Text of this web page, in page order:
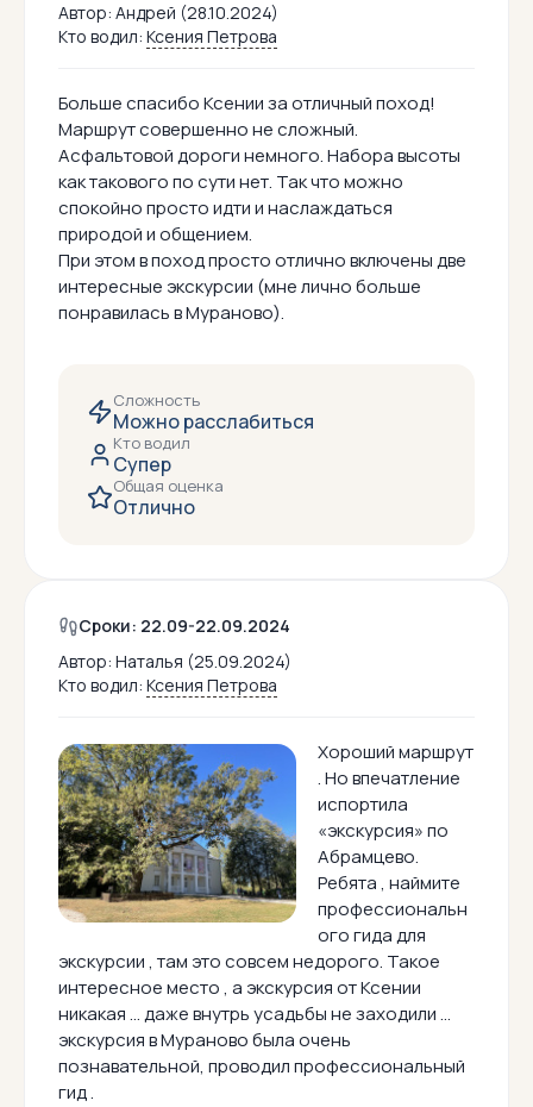
Автор: Андрей (28.10.2024)
Кто водил: Ксения Петрова
Больше спасибо Ксении за отличный поход!
Маршрут совершенно не сложный.
Асфальтовой дороги немного. Набора высоты
как такового по сути нет. Так что можно
спокойно просто идти и наслаждаться
природой и общением.
При этом в поход просто отлично включены две
интересные экскурсии (мне лично больше
понравилась в Мураново).
Сложность
Можно расслабиться
Кто водил
Супер
Общая оценка
Отлично
Сроки: 22.09-22.09.2024
Автор: Наталья (25.09.2024)
Кто водил: Ксения Петрова
Хороший маршрут
. Но впечатление
испортила
«экскурсия» по
Абрамцево.
Ребята , наймите
профессиональн
ого гида для
экскурсии , там это совсем недорого. Такое
интересное место , а экскурсия от Ксении
никакая … даже внутрь усадьбы не заходили …
экскурсия в Мураново была очень
познавательной, проводил профессиональный
гид .